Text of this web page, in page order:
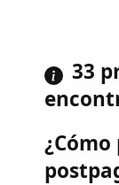
33